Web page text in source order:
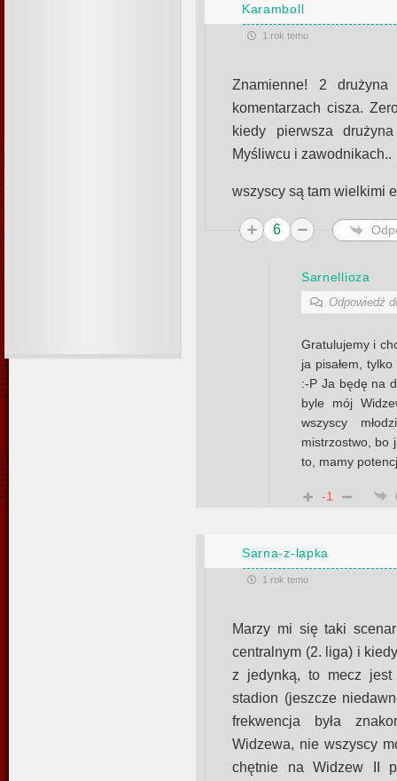
Karamboll
1 rok temu
Znamienne! 2
komentarzach cisza.
kiedy pierwsza
Myśliwcu i zawodnikach..
wszyscy są tam wielkimi
6
Sarnellioza
Odpowiedź
Gratulujemy i
ja pisałem,
:-P Ja będę na
byle mój
wszyscy
mistrzostwo, bo
to, mamy
-1
Sarna-z-lapka
1 rok temu
Marzy mi się taki
centralnym (2. liga) i
z jedynką, to mecz
stadion (jeszcze
frekwencja była
Widzewa, nie wszyscy
chętnie na Widzew II